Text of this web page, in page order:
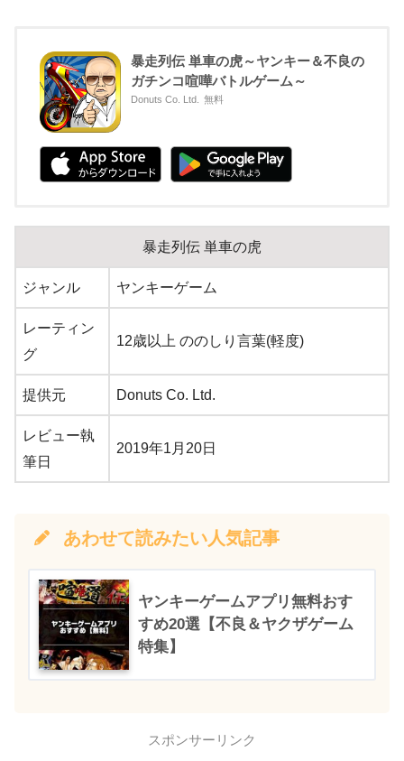
暴走列伝 単車の虎～ヤンキー＆不良の
ガチンコ喧嘩バトルゲーム～
Donuts Co. Ltd. 無料
暴走列伝 単車の虎
ジャンル ヤンキーゲーム
レーティン
グ
12歳以上 ののしり言葉(軽度)
提供元 Donuts Co. Ltd.
レビュー執
筆日
2019年1月20日
あわせて読みたい人気記事
ヤンキーゲームアプリ無料おす
すめ20選【不良＆ヤクザゲーム
特集】
スポンサーリンク